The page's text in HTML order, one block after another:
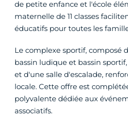
de petite enfance et l'école
maternelle de 11 classes
éducatifs pour toutes les
Le complexe sportif, composé
bassin ludique et bassin
et d'une salle d'escalade,
locale. Cette offre est
polyvalente dédiée aux
associatifs.